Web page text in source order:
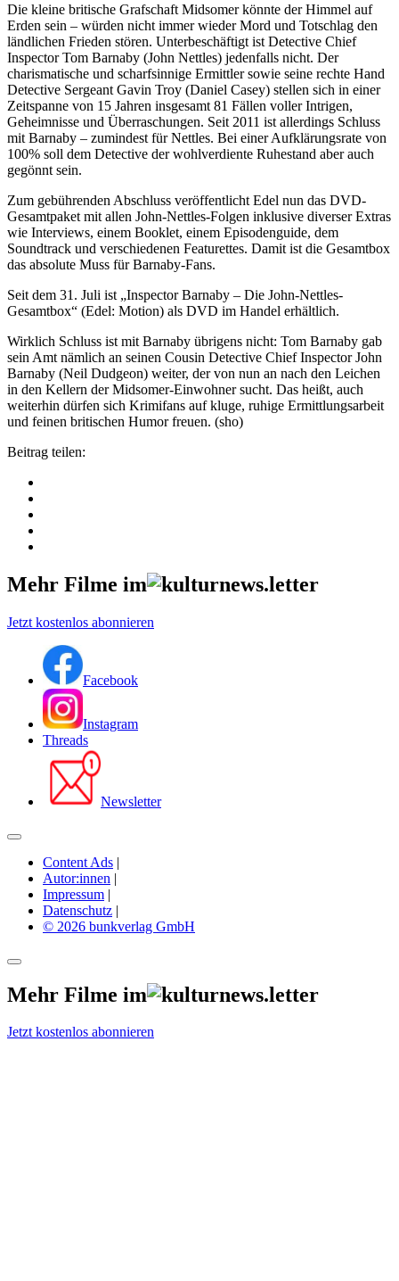
Die kleine britische Grafschaft Midsomer könnte der Himmel auf
Erden sein – würden nicht immer wieder Mord und Totschlag den
ländlichen Frieden stören. Unterbeschäftigt ist Detective Chief
Inspector Tom Barnaby (John Nettles) jedenfalls nicht. Der
charismatische und scharfsinnige Ermittler sowie seine rechte Hand
Detective Sergeant Gavin Troy (Daniel Casey) stellen sich in einer
Zeitspanne von 15 Jahren insgesamt 81 Fällen voller Intrigen,
Geheimnisse und Überraschungen. Seit 2011 ist allerdings Schluss
mit Barnaby – zumindest für Nettles. Bei einer Aufklärungsrate von
100% soll dem Detective der wohlverdiente Ruhestand aber auch
gegönnt sein.
Zum gebührenden Abschluss veröffentlicht Edel nun das DVD-
Gesamtpaket mit allen John-Nettles-Folgen inklusive diverser Extras
wie Interviews, einem Booklet, einem Episodenguide, dem
Soundtrack und verschiedenen Featurettes. Damit ist die Gesamtbox
das absolute Muss für Barnaby-Fans.
Seit dem 31. Juli ist „Inspector Barnaby – Die John-Nettles-
Gesamtbox“ (Edel: Motion) als DVD im Handel erhältlich.
Wirklich Schluss ist mit Barnaby übrigens nicht: Tom Barnaby gab
sein Amt nämlich an seinen Cousin Detective Chief Inspector John
Barnaby (Neil Dudgeon) weiter, der von nun an nach den Leichen
in den Kellern der Midsomer-Einwohner sucht. Das heißt, auch
weiterhin dürfen sich Krimifans auf kluge, ruhige Ermittlungsarbeit
und feinen britischen Humor freuen. (sho)
Beitrag teilen:
Mehr Filme im
Jetzt kostenlos abonnieren
Facebook
Instagram
Threads
Newsletter
Content Ads |
Autor:innen |
Impressum |
Datenschutz |
© 2026 bunkverlag GmbH
Mehr Filme im
Jetzt kostenlos abonnieren